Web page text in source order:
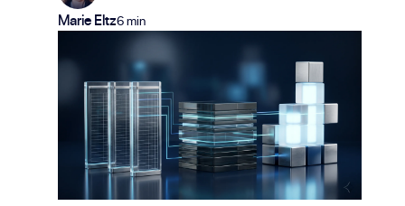
Marie Eltz6 min